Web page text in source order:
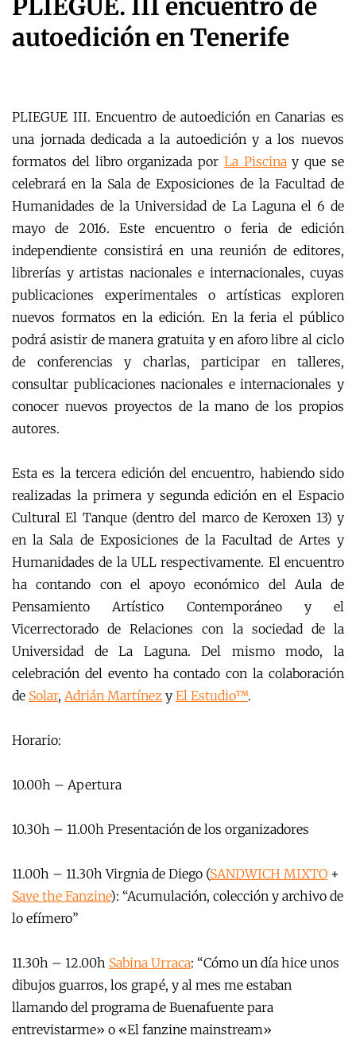
autoedición en Tenerife
PLIEGUE III. Encuentro de autoedición en Canarias es
una jornada dedicada a la autoedición y a los nuevos
formatos del libro organizada por La Piscina y que se
celebrará en la Sala de Exposiciones de la Facultad de
Humanidades de la Universidad de La Laguna el 6 de
mayo de 2016. Este encuentro o feria de edición
independiente consistirá en una reunión de editores,
librerías y artistas nacionales e internacionales, cuyas
publicaciones experimentales o artísticas exploren
nuevos formatos en la edición. En la feria el público
podrá asistir de manera gratuita y en aforo libre al ciclo
de conferencias y charlas, participar en talleres,
consultar publicaciones nacionales e internacionales y
conocer nuevos proyectos de la mano de los propios
autores.
Esta es la tercera edición del encuentro, habiendo sido
realizadas la primera y segunda edición en el Espacio
Cultural El Tanque (dentro del marco de Keroxen 13) y
en la Sala de Exposiciones de la Facultad de Artes y
Humanidades de la ULL respectivamente. El encuentro
ha contando con el apoyo económico del Aula de
Pensamiento Artístico Contemporáneo y el
Vicerrectorado de Relaciones con la sociedad de la
Universidad de La Laguna. Del mismo modo, la
celebración del evento ha contado con la colaboración
de Solar, Adrián Martínez y El Estudio™.
Horario:
10.00h – Apertura
10.30h – 11.00h Presentación de los organizadores
11.00h – 11.30h Virgnia de Diego (SANDWICH MIXTO +
Save the Fanzine): “Acumulación, colección y archivo de
lo efímero”
11.30h – 12.00h Sabina Urraca: “Cómo un día hice unos
dibujos guarros, los grapé, y al mes me estaban
llamando del programa de Buenafuente para
entrevistarme» o «El fanzine mainstream»